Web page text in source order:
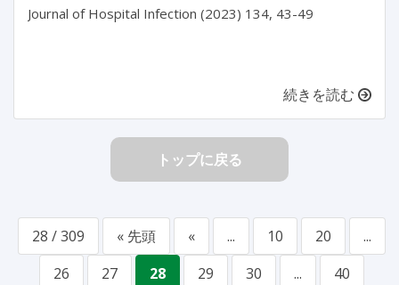
Journal of Hospital Infection (2023) 134, 43-49
続きを読む
トップに戻る
28 / 309 « 先頭 « ... 10 20
...
26
27 28 29 30 ...
40